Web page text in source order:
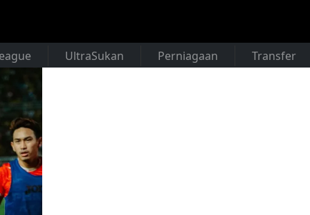
UltraSukan Perniagaan Transfer